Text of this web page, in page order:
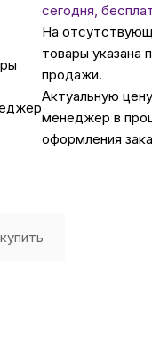
сегодня,
На
товары указана
продажи.
Актуальную
менеджер в
оформления